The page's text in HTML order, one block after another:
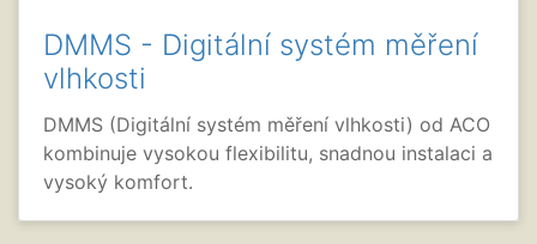
DMMS - Digitální systém měření
vlhkosti
DMMS (Digitální systém měření vlhkosti) od ACO
kombinuje vysokou flexibilitu, snadnou instalaci a
vysoký komfort.